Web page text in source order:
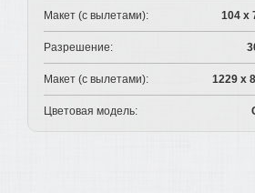
Макет (с вылетами): 104 x
Разрешение:
Макет (с вылетами): 1229 x
Цветовая модель: